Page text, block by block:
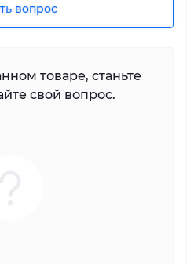
вопрос
товаре, станьте
свой вопрос.